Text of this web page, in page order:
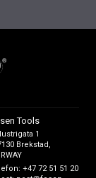
Tools
1
Brekstad,
+47 72 51 51 20